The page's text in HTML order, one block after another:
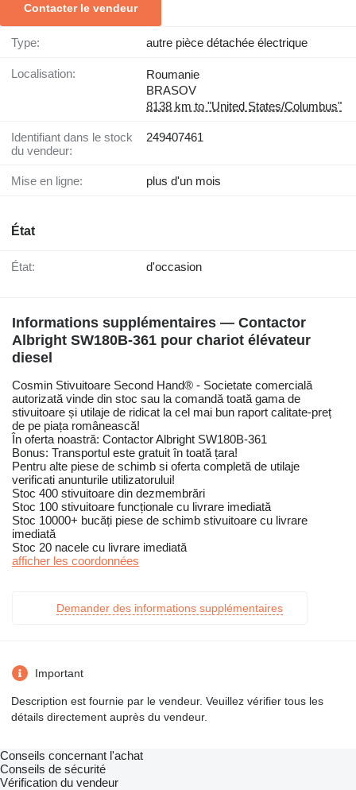
Contacter le vendeur
Type: autre pièce détachée électrique
Localisation:
Roumanie
BRASOV
8138 km to "United States/Columbus"
Identifiant dans le stock
du vendeur:
249407461
Mise en ligne: plus d'un mois
État
État: d'occasion
Informations supplémentaires — Contactor
Albright SW180B-361 pour chariot élévateur
diesel
Cosmin Stivuitoare Second Hand® - Societate comercială
autorizată vinde din stoc sau la comandă toată gama de
stivuitoare și utilaje de ridicat la cel mai bun raport calitate-preț
de pe piața românească!
În oferta noastră: Contactor Albright SW180B-361
Bonus: Transportul este gratuit în toată țara!
Pentru alte piese de schimb si oferta completă de utilaje
verificati anunturile utilizatorului!
Stoc 400 stivuitoare din dezmembrări
Stoc 100 stivuitoare funcționale cu livrare imediată
Stoc 10000+ bucăți piese de schimb stivuitoare cu livrare
imediată
Stoc 20 nacele cu livrare imediată
afficher les coordonnées
Demander des informations supplémentaires
Important
Description est fournie par le vendeur. Veuillez vérifier tous les
détails directement auprès du vendeur.
Conseils concernant l'achat
Conseils de sécurité
Vérification du vendeur